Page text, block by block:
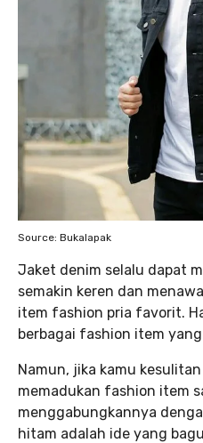
Source: Bukalapak
Jaket denim selalu dapat
semakin keren dan
item fashion pria favorit.
berbagai fashion item
Namun, jika kamu
memadukan fashion item
menggabungkannya
hitam adalah ide yang